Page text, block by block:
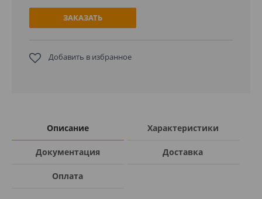
ЗАКАЗАТЬ
Добавить в избранное
Описание Характеристики
Документация Доставка
Оплата